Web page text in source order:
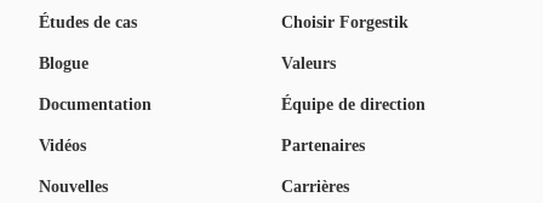
Études de cas
Blogue
Documentation
Vidéos
Nouvelles
Choisir Forgestik
Valeurs
Équipe de direction
Partenaires
Carrières